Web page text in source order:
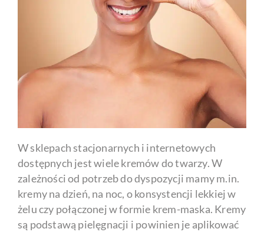
W sklepach stacjonarnych i internetowych
dostępnych jest wiele kremów do twarzy. W
zależności od potrzeb do dyspozycji mamy m.in.
kremy na dzień, na noc, o konsystencji lekkiej w
żelu czy połączonej w formie krem-maska. Kremy
są podstawą pielęgnacji i powinien je aplikować